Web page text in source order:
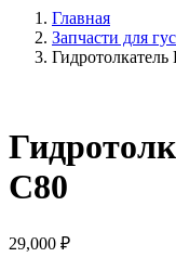
Главная
Запчасти для
С80
29,000 ₽